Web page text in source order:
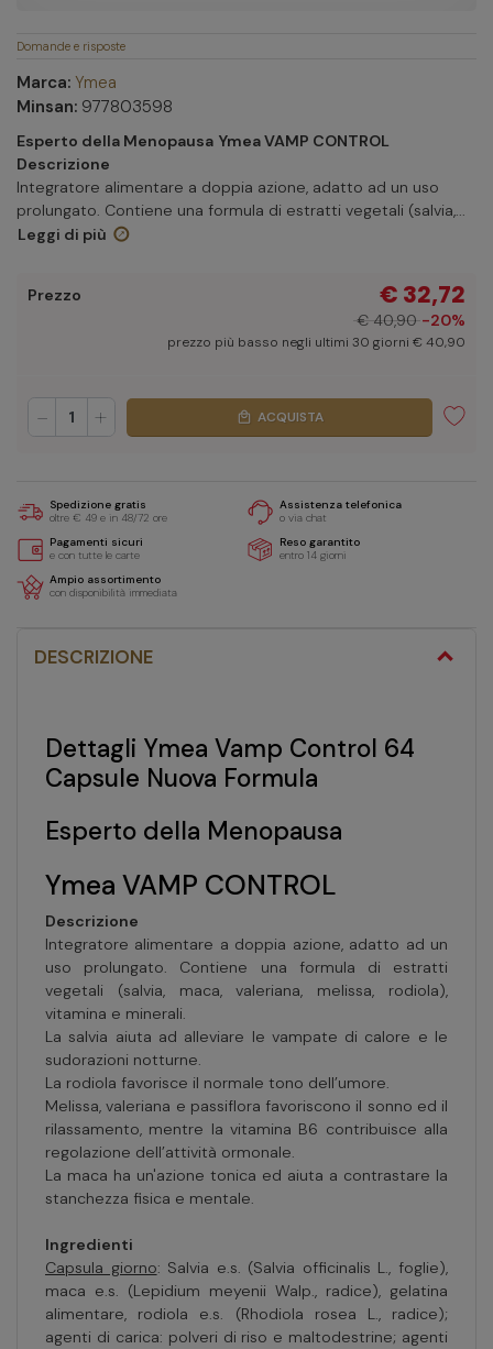
Domande e risposte
Marca: Ymea
Minsan: 977803598
Esperto della Menopausa Ymea VAMP CONTROL
Descrizione
Integratore alimentare a doppia azione, adatto ad un uso
prolungato. Contiene una formula di estratti vegetali (salvia,...
Leggi di più
€ 32,72
€ 40,90 -20%
Prezzo
prezzo più basso negli ultimi 30 giorni € 40,90
- + local_mall ACQUISTA
Spedizione gratis
oltre € 49 e in 48/72 ore
Assistenza telefonica
o via chat
Pagamenti sicuri
e con tutte le carte
Reso garantito
entro 14 giorni
Ampio assortimento
con disponibilità immediata
DESCRIZIONE
Dettagli Ymea Vamp Control 64
Capsule Nuova Formula
Esperto della Menopausa
Ymea VAMP CONTROL
Descrizione
Integratore alimentare a doppia azione, adatto ad un
uso prolungato. Contiene una formula di estratti
vegetali (salvia, maca, valeriana, melissa, rodiola),
vitamina e minerali.
La salvia aiuta ad alleviare le vampate di calore e le
sudorazioni notturne.
La rodiola favorisce il normale tono dell’umore.
Melissa, valeriana e passiflora favoriscono il sonno ed il
rilassamento, mentre la vitamina B6 contribuisce alla
regolazione dell’attività ormonale.
La maca ha un'azione tonica ed aiuta a contrastare la
stanchezza fisica e mentale.
Ingredienti
Capsula giorno: Salvia e.s. (Salvia officinalis L., foglie),
maca e.s. (Lepidium meyenii Walp., radice), gelatina
alimentare, rodiola e.s. (Rhodiola rosea L., radice);
agenti di carica: polveri di riso e maltodestrine; agenti